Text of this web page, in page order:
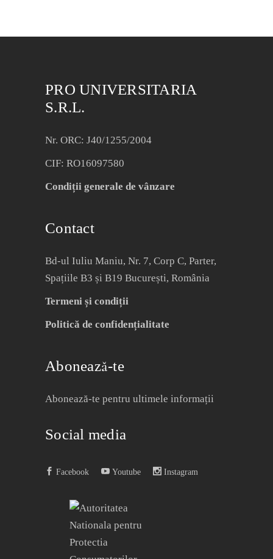
PRO UNIVERSITARIA
S.R.L.
Nr. ORC: J40/1255/2004
CIF: RO16097580
Condiții generale de vânzare
Contact
Bd-ul Iuliu Maniu, Nr. 7, Corp C, Parter,
Spațiile B3 și B19 București, România
Termeni și condiții
Politică de confidențialitate
Abonează-te
Abonează-te pentru ultimele informații
Social media
Facebook Youtube Instagram